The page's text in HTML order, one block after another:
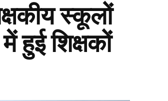
स्कूलों
शिक्षकों